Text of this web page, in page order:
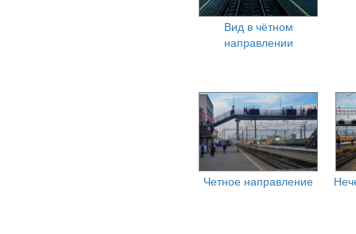
Вид в чётном
направлении
Четное направление